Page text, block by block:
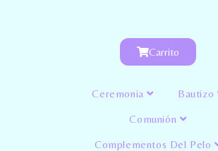
Carrito
Ceremonia Bautizo
Comunión
Complementos Del Pelo